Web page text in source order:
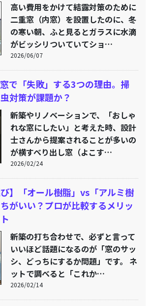
高い費用をかけて結露対策のために
二重窓（内窓）を設置したのに、冬
の寒い朝、ふと見るとガラスに水滴
がビッシリついていてショ…
2026/06/07
で「失敗」する3つの理由。掃
対策が課題か？
新築やリノベーションで、「おしゃ
れな窓にしたい」と考えた時、設計
士さんから提案されることが多いの
が横すべり出し窓（よこす…
2026/02/24
び】「オール樹脂」vs「アルミ樹
がいい？プロが比較するメリッ
新築の打ち合わせで、必ずと言って
いいほど話題になるのが「窓のサッ
シ、どっちにするか問題」です。 ネ
ットで調べると「これか…
2026/02/14